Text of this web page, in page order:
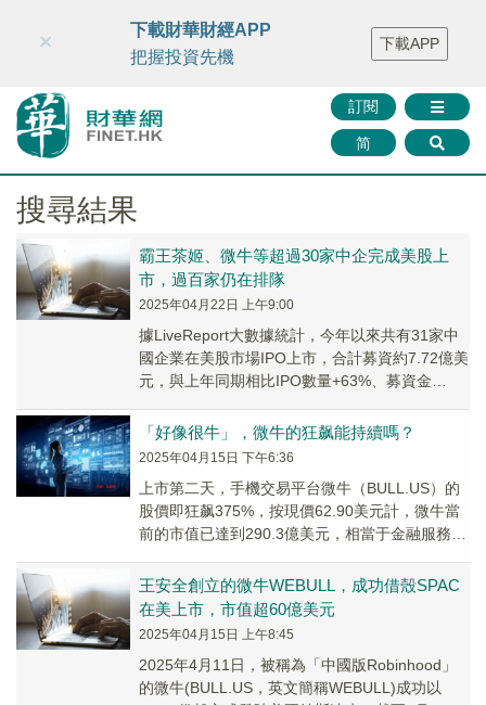
財華智庫網 FINTV FINMETA 財華證券 媒體矩陣
智庫沙龍
聯絡我們
訂閱
简
×
下載財華財經APP
把握投資先機
下載APP
搜尋結果
霸王茶姬、微牛等超過30家中企完成美股上
市，過百家仍在排隊
2025年04月22日 上午9:00
據LiveReport大數據統計，今年以來共有31家中
國企業在美股市場IPO上市，合計募資約7.72億美
元，與上年同期相比IPO數量+63%、募資金
「好像很牛」，微牛的狂飙能持續嗎？
2025年04月15日 下午6:36
上市第二天，手機交易平台微牛（BULL.US）的
股價即狂飙375%，按現價62.90美元計，微牛當
前的市值已達到290.3億美元，相當于金融服務平
王安全創立的微牛WEBULL，成功借殼SPAC
在美上市，市值超60億美元
2025年04月15日 上午8:45
2025年4月11日，被稱為「中國版Robinhood」
的微牛(BULL.US，英文簡稱WEBULL)成功以